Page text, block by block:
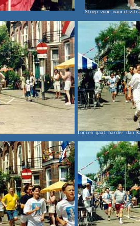
Stoep voor
Lorien gaat harder dan